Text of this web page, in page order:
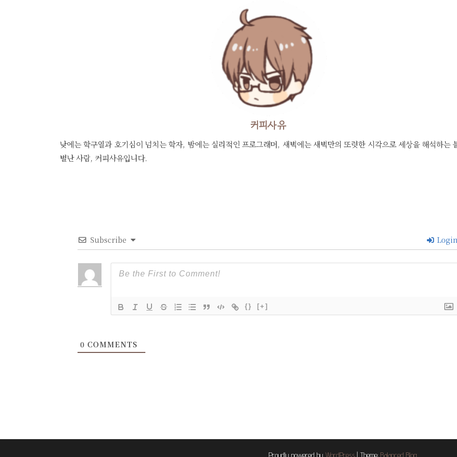
커피사유
낮에는 학구열과 호기심이 넘치는 학자, 밤에는 실리적인 프로그래머, 새벽에는 새벽만의 또렷한 시각으로 세상을 해석하는
별난 사람, 커피사유입니다.
Subscribe
{} [+]
0 COMMENTS
Proudly powered by WordPress Theme: Balanced Blog